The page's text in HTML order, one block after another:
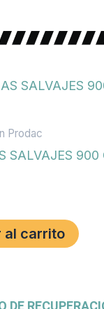
Prodac
SALVAJES 900
al carrito